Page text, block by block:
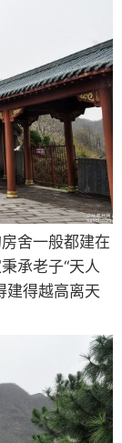
舍一般都建在
承老子“天人
建得越高离天